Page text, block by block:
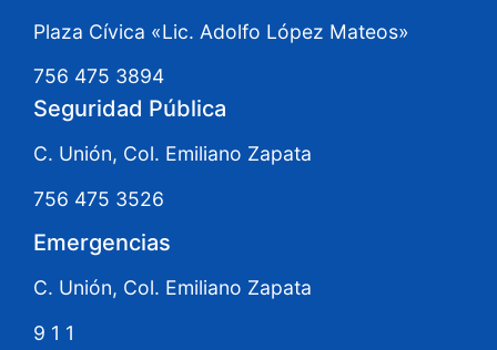
Plaza Cívica «Lic. Adolfo López Mateos»
756 475 3894
Seguridad Pública
C. Unión, Col. Emiliano Zapata
756 475 3526
Emergencias
C. Unión, Col. Emiliano Zapata
9 1 1